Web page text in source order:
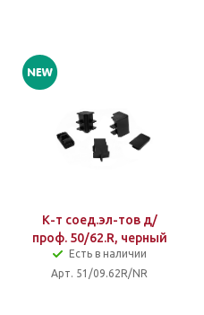
К-т соед.эл-тов д/
проф. 50/62.R, черный
Есть в наличии
Арт. 51/09.62R/NR